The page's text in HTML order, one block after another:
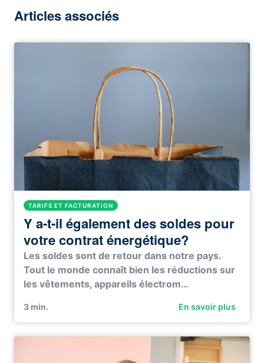
Articles associés
TARIFS ET FACTURATION
Y a-t-il également des soldes pour
votre contrat énergétique?
Les soldes sont de retour dans notre pays.
Tout le monde connaît bien les réductions sur
les vêtements, appareils électrom…
3 min. En savoir plus